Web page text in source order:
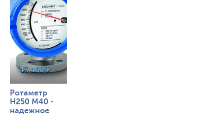
43 460 ₽
Ротаметр
H250 M40 -
надежное